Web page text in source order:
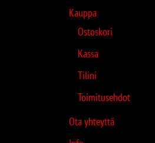
Kauppa
Ostoskori
Kassa
Tilini
Toimitusehdot
Ota yhteyttä